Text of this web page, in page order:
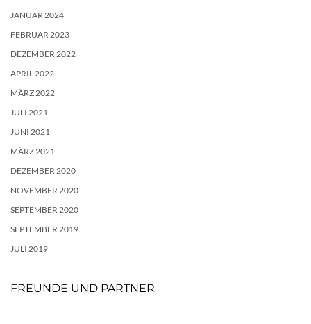
JANUAR 2024
FEBRUAR 2023
DEZEMBER 2022
APRIL 2022
MÄRZ 2022
JULI 2021
JUNI 2021
MÄRZ 2021
DEZEMBER 2020
NOVEMBER 2020
SEPTEMBER 2020
SEPTEMBER 2019
JULI 2019
FREUNDE UND PARTNER